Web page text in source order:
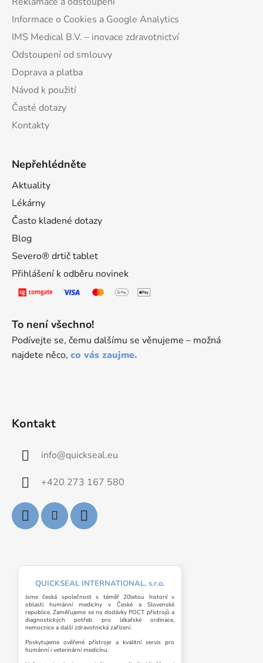
Informace o Cookies a Google Analytics
IMS Medical B.V. – inovace zdravotnictví
Odstoupení od smlouvy
Doprava a platba
Návod k použití
Časté dotazy
Kontakty
Nepřehlédněte
Aktuality
Lékárny
Často kladené dotazy
Blog
Severo® drtič tablet
Přihlášení k odběru novinek
To není všechno!
Podívejte se, čemu dalšímu se věnujeme – možná
najdete něco, co vás zaujme.
Kontakt
info@quickseal.eu
+420 273 167 580
QUICKSEAL INTERNATIONAL, s.r.o.
Jsme česká společnost s téměř 20letou historií v
oblasti humánní medicíny v České a Slovenské
republice. Zaměřujeme se na dodávky POCT přístrojů a
diagnostických potřeb pro lékařské ordinace,
nemocnice a další zdravotnická zařízení.
Poskytujeme ověřené přístroje a kvalitní servis pro
humánní i veterinární medicínu.